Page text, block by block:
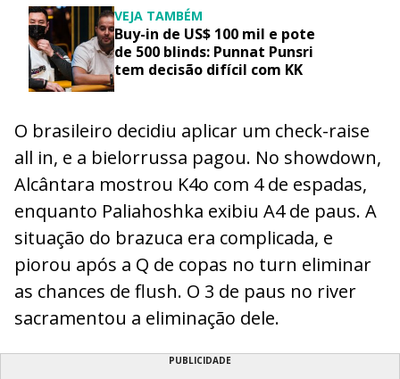
VEJA TAMBÉM
Buy-in de US$ 100 mil e pote
de 500 blinds: Punnat Punsri
tem decisão difícil com KK
O brasileiro decidiu aplicar um check-raise
all in, e a bielorrussa pagou. No showdown,
Alcântara mostrou K4o com 4 de espadas,
enquanto Paliahoshka exibiu A4 de paus. A
situação do brazuca era complicada, e
piorou após a Q de copas no turn eliminar
as chances de flush. O 3 de paus no river
sacramentou a eliminação dele.
PUBLICIDADE